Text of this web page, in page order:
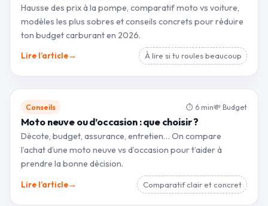
Hausse des prix à la pompe, comparatif moto vs voiture,
modèles les plus sobres et conseils concrets pour réduire
ton budget carburant en 2026.
Lire l’article→ À lire si tu roules beaucoup
Conseils ⏱ 6 min💸 Budget
Moto neuve ou d’occasion : que choisir ?
Décote, budget, assurance, entretien… On compare
l’achat d’une moto neuve vs d’occasion pour t’aider à
prendre la bonne décision.
Lire l’article→ Comparatif clair et concret